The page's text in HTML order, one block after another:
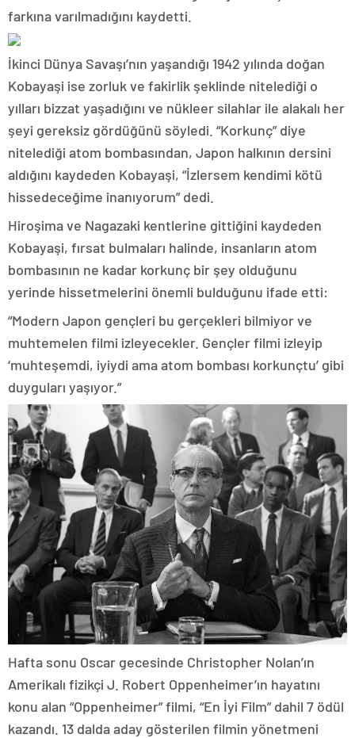
farkına varılmadığını kaydetti.
İkinci Dünya Savaşı’nın yaşandığı 1942 yılında doğan
Kobayaşi ise zorluk ve fakirlik şeklinde nitelediği o
yılları bizzat yaşadığını ve nükleer silahlar ile alakalı her
şeyi gereksiz gördüğünü söyledi. “Korkunç” diye
nitelediği atom bombasından, Japon halkının dersini
aldığını kaydeden Kobayaşi, “İzlersem kendimi kötü
hissedeceğime inanıyorum” dedi.
Hiroşima ve Nagazaki kentlerine gittiğini kaydeden
Kobayaşi, fırsat bulmaları halinde, insanların atom
bombasının ne kadar korkunç bir şey olduğunu
yerinde hissetmelerini önemli bulduğunu ifade etti:
“Modern Japon gençleri bu gerçekleri bilmiyor ve
muhtemelen filmi izleyecekler. Gençler filmi izleyip
‘muhteşemdi, iyiydi ama atom bombası korkunçtu’ gibi
duyguları yaşıyor.”
Hafta sonu Oscar gecesinde Christopher Nolan’ın
Amerikalı fizikçi J. Robert Oppenheimer’ın hayatını
konu alan “Oppenheimer” filmi, “En İyi Film” dahil 7 ödül
kazandı. 13 dalda aday gösterilen filmin yönetmeni